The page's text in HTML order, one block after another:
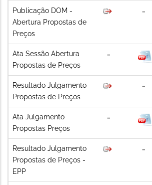
Publicação DOM -
Abertura Propostas de
Preços
Ata Sessão Abertura
Propostas de Preços
Resultado Julgamento
Propostas de Preços
Ata Julgamento
Propostas Preços
Resultado Julgamento
Propostas de Preços -
EPP